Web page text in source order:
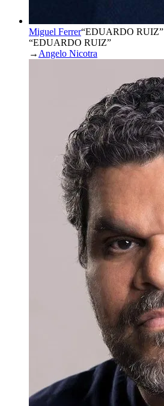
Miguel Ferrer“EDUARDO RUIZ”
“EDUARDO RUIZ”
→ Angelo Nicotra